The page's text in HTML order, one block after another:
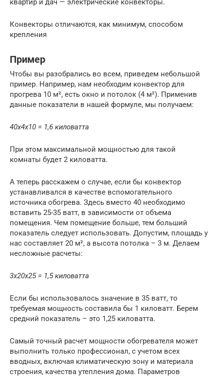
квартир и дач — электрические конвекторы.
Конвекторы отличаются, как минимум, способом
крепления
Пример
Чтобы вы разобрались во всем, приведем небольшой
пример. Например, нам необходим конвектор для
прогрева 10 м², есть окно и потолок (4 м²). Применив
данные показатели в нашей формуле, мы получаем:
40х4х10 = 1,6 киловатта
При этом максимальной мощностью для такой
комнаты будет 2 киловатта.
А теперь расскажем о случае, если бы конвектор
устанавливался в качестве вспомогательного
источника обогрева. Здесь вместо 40 необходимо
вставить 25-35 ватт, в зависимости от объема
помещения. Чем помещение больше, тем больший
показатель следует использовать. Допустим, площадь у
нас составляет 20 м², а высота потолка – 3 м. Делаем
несложные расчеты:
3х20х25 = 1,5 киловатта
Если бы использовалось значение в 35 ватт, то
требуемая мощность составила бы 1 киловатт. Берем
средний показатель – это 1,25 киловатта.
Самый точный расчет мощности обогревателя может
выполнить только профессионал, с учетом всех
вводных, включая климатическую зону и материала
строения, качества утепления дома. Параметров